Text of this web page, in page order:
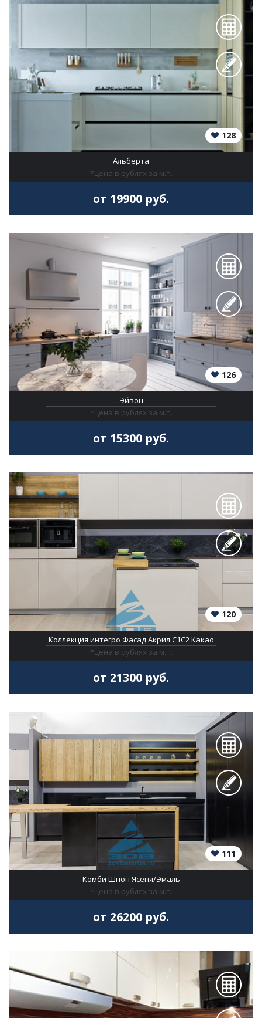
128
Альберта
*цена в рублях за м.п.
от 19900 руб.
126
Эйвон
*цена в рублях за м.п.
от 15300 руб.
120
Коллекция интегро Фасад Акрил С1С2 Какао
*цена в рублях за м.п.
от 21300 руб.
111
Комби Шпон Ясеня/Эмаль
*цена в рублях за м.п.
от 26200 руб.